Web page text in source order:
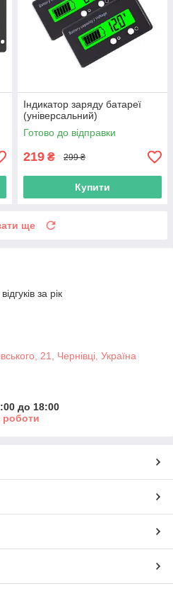
Індикатор заряду батареї
(універсальний)
Готово до відправки
219 ₴ 299 ₴
Купити
ще
за рік
21, Чернівці, Україна
до 18:00
роботи